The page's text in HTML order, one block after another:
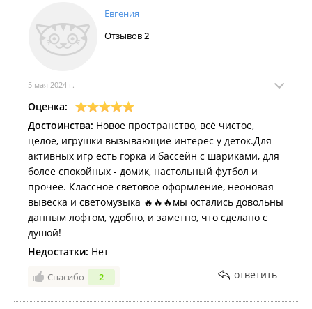
Обсуждение и разработка тематики мероприятия;
Профессиональный фотограф;
Специальное оформление фотозоны и пространства в
семейные встречи, генедер пати.
Евгения
Отзывов2
5 мая 2024 г.
Оценка:
Достоинства: Новое пространство, всё чистое,
целое, игрушки вызывающие интерес у деток.Для
активных игр есть горка и бассейн с шариками, для
более спокойных - домик, настольный футбол и
прочее. Классное световое оформление, неоновая
вывеска и светомузыка 🔥🔥🔥мы остались довольны
данным лофтом, удобно, и заметно, что сделано с
душой!
Недостатки: Нет
Спасибо 2 ответить